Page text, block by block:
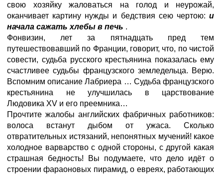
свою хозяйку жаловаться на голод и неурожай,
оканчивает картину нужды и бедствия сею чертою: и
начала сажать хлебы в печь .
Фонвизин, лет за пятнадцать пред тем
путешествовавший по Франции, говорит, что, по чистой
совести, судьба русского крестьянина показалась ему
счастливее судьбы французского земледельца. Верю.
Вспомним описание Лабриера … Судьба французского
крестьянина не улучшилась в царствование
Людовика XV и его преемника…
Прочтите жалобы английских фабричных работников:
волоса встанут дыбом от ужаса. Сколько
отвратительных истязаний, непонятных мучений! какое
холодное варварство с одной стороны, с другой какая
страшная бедность! Вы подумаете, что дело идёт о
строении фараоновых пирамид, о евреях, работающих